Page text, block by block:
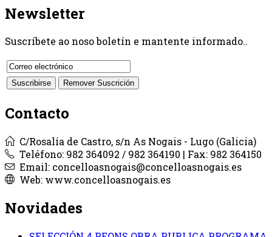
Newsletter
Suscríbete ao noso boletín e mantente informado..
Contacto
C/Rosalía de Castro, s/n As Nogais - Lugo (Galicia)
Teléfono: 982 364092 / 982 364190 | Fax: 982 364150
Email: concelloasnogais@concelloasnogais.es
Web: www.concelloasnogais.es
Novidades